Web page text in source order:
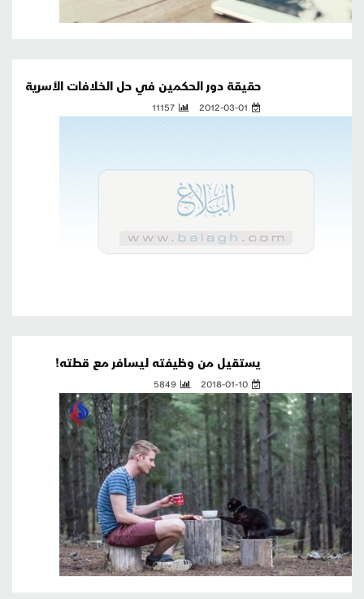
حقيقة دور الحكمين في حل الخلافات الأسرية
2012-03-01
11157
يستقيل من وظيفته ليسافر مع قطته!
2018-01-10
5849